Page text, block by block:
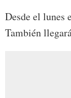
Desde el lunes
También